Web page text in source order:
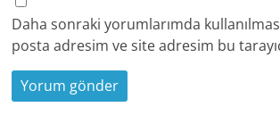
Daha sonraki yorumlarımda
posta adresim ve site adresim bu